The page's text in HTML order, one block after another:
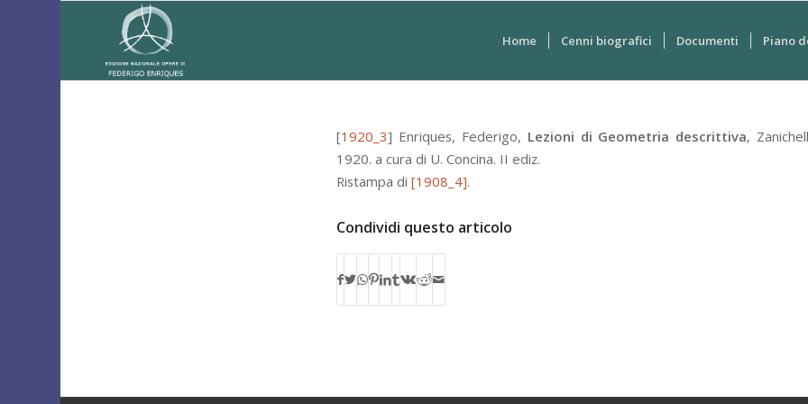
Home Cenni biografici Documenti Piano
[1920_3] Enriques, Federigo, Lezioni di Geometria descrittiva,
1920. a cura di U. Concina. II ediz.
Ristampa di [1908_4].
Condividi questo articolo